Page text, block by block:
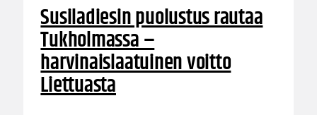
Susiladiesin puolustus rautaa
Tukholmassa –
harvinaislaatuinen voitto
Liettuasta